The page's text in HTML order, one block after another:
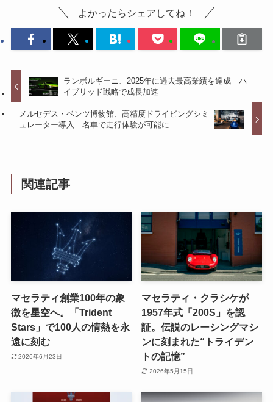
よかったらシェアしてね！
ランボルギーニ、2025年に過去最高業績を達成 ハ
イブリッド戦略で成長加速
メルセデス・ベンツ博物館、高精度ドライビングシミ
ュレーター導入 名車で走行体験が可能に
関連記事
マセラティ創業100年の象
徴を星空へ。「Trident
Stars」で100人の情熱を永
遠に刻む
2026年6月23日
マセラティ・クラシケが
1957年式「200S」を認
証。伝説のレーシングマシ
ンに刻まれた“トライデン
トの記憶”
2026年5月15日